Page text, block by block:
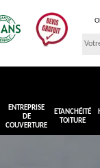
ENTREPRISE
DE
COUVERTURE
ETANCHÉITÉ
TOITURE